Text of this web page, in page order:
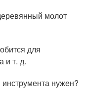
молот
для
и т. д.
нужен?